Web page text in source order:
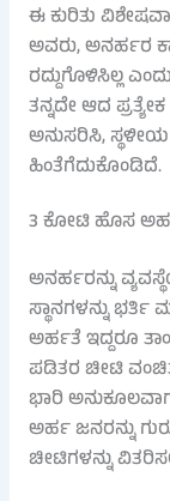
ಈ ಕುರಿತು
ಅವರು, ಅನರ್ಹರ
ರದ್ದುಗೊಳಿಸಿಲ್ಲ
ತನ್ನದೇ ಆದ
ಅನುಸರಿಸಿ,
ಹಿಂತೆಗೆದುಕೊಂಡಿದೆ.
3 ಕೋಟಿ ಹೊಸ
ಅನರ್ಹರನ್ನು
ಸ್ಥಾನಗಳನ್ನು
ಅರ್ಹತೆ ಇದ್ದರೂ
ಪಡಿತರ ಚೀಟಿ
ಭಾರಿ
ಅರ್ಹ ಜನರನ್ನು
ಚೀಟಿಗಳನ್ನು